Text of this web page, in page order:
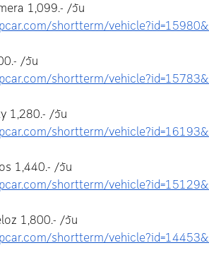
1,099.- /วัน
shortterm/
/วัน
shortterm/
1,280.- /วัน
shortterm/
1,440.- /วัน
shortterm/
1,800.- /วัน
shortterm/